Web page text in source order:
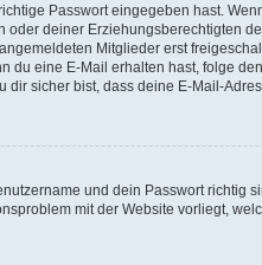
Passwort eingegeben hast.
deiner Erziehungsberechtigten
Mitglieder erst
du eine E-Mail erhalten hast, folge
sicher bist, dass deine E-Mail-
und dein Passwort
mit der Website vorliegt,